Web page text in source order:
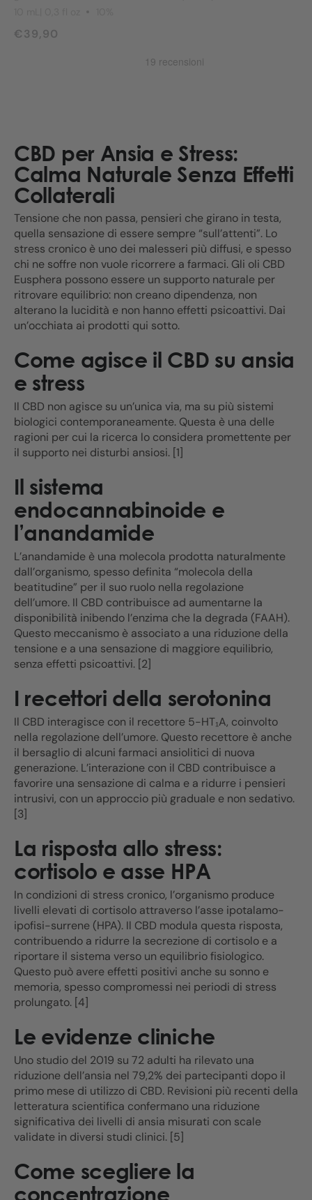
€39,90
CBD per Ansia e Stress:
Calma Naturale Senza Effetti
Collaterali
Tensione che non passa, pensieri che girano in testa,
quella sensazione di essere sempre “sull’attenti”. Lo
stress cronico è uno dei malesseri più diffusi, e spesso
chi ne soffre non vuole ricorrere a farmaci. Gli oli CBD
Eusphera possono essere un supporto naturale per
ritrovare equilibrio: non creano dipendenza, non
alterano la lucidità e non hanno effetti psicoattivi. Dai
un’occhiata ai prodotti qui sotto.
Come agisce il CBD su ansia
e stress
Il CBD non agisce su un’unica via, ma su più sistemi
biologici contemporaneamente. Questa è una delle
ragioni per cui la ricerca lo considera promettente per
il supporto nei disturbi ansiosi. [1]
Il sistema
endocannabinoide e
l’anandamide
L’anandamide è una molecola prodotta naturalmente
dall’organismo, spesso definita “molecola della
beatitudine” per il suo ruolo nella regolazione
dell’umore. Il CBD contribuisce ad aumentarne la
disponibilità inibendo l’enzima che la degrada (FAAH).
Questo meccanismo è associato a una riduzione della
tensione e a una sensazione di maggiore equilibrio,
senza effetti psicoattivi. [2]
I recettori della serotonina
Il CBD interagisce con il recettore 5-HT₁A, coinvolto
nella regolazione dell’umore. Questo recettore è anche
il bersaglio di alcuni farmaci ansiolitici di nuova
generazione. L’interazione con il CBD contribuisce a
favorire una sensazione di calma e a ridurre i pensieri
intrusivi, con un approccio più graduale e non sedativo.
[3]
La risposta allo stress:
cortisolo e asse HPA
In condizioni di stress cronico, l’organismo produce
livelli elevati di cortisolo attraverso l’asse ipotalamo-
ipofisi-surrene (HPA). Il CBD modula questa risposta,
contribuendo a ridurre la secrezione di cortisolo e a
riportare il sistema verso un equilibrio fisiologico.
Questo può avere effetti positivi anche su sonno e
memoria, spesso compromessi nei periodi di stress
prolungato. [4]
Le evidenze cliniche
Uno studio del 2019 su 72 adulti ha rilevato una
riduzione dell’ansia nel 79,2% dei partecipanti dopo il
primo mese di utilizzo di CBD. Revisioni più recenti della
letteratura scientifica confermano una riduzione
significativa dei livelli di ansia misurati con scale
validate in diversi studi clinici. [5]
Come scegliere la
concentrazione